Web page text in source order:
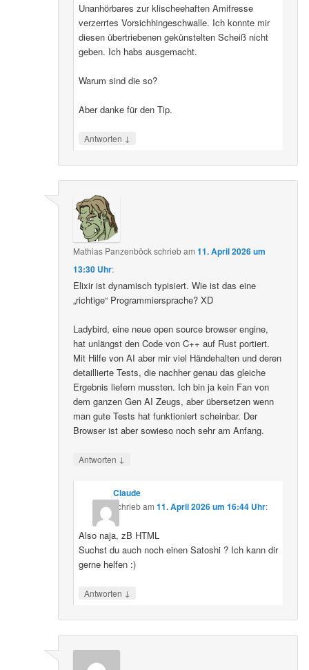
Unanhörbares zur klischeehaften Amifresse
verzerrtes Vorsichhingeschwalle. Ich konnte mir
diesen übertriebenen gekünstelten Scheiß nicht
geben. Ich habs ausgemacht.
Warum sind die so?
Aber danke für den Tip.
Antworten ↓
Mathias Panzenböckschriebam11. April 2026 um
13:30 Uhr:
Elixir ist dynamisch typisiert. Wie ist das eine
„richtige“ Programmiersprache? XD
Ladybird, eine neue open source browser engine,
hat unlängst den Code von C++ auf Rust portiert.
Mit Hilfe von AI aber mir viel Händehalten und deren
detaillierte Tests, die nachher genau das gleiche
Ergebnis liefern mussten. Ich bin ja kein Fan von
dem ganzen Gen AI Zeugs, aber übersetzen wenn
man gute Tests hat funktioniert scheinbar. Der
Browser ist aber sowieso noch sehr am Anfang.
Antworten ↓
Claude
schriebam 11. April 2026 um 16:44 Uhr:
Also naja, zB HTML
Suchst du auch noch einen Satoshi ? Ich kann dir
gerne helfen :)
Antworten ↓